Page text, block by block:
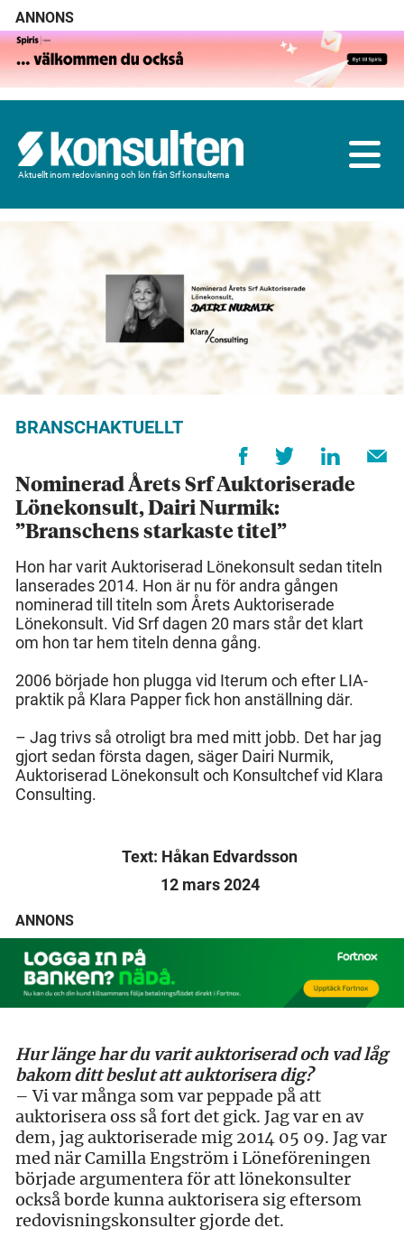
ANNONS
Aktuellt inom redovisning och lön från Srf konsulterna
BRANSCHAKTUELLT
Nominerad Årets Srf Auktoriserade
Lönekonsult, Dairi Nurmik:
”Branschens starkaste titel”
Hon har varit Auktoriserad Lönekonsult sedan titeln
lanserades 2014. Hon är nu för andra gången
nominerad till titeln som Årets Auktoriserade
Lönekonsult. Vid Srf dagen 20 mars står det klart
om hon tar hem titeln denna gång.
2006 började hon plugga vid Iterum och efter LIA-
praktik på Klara Papper fick hon anställning där.
– Jag trivs så otroligt bra med mitt jobb. Det har jag
gjort sedan första dagen, säger Dairi Nurmik,
Auktoriserad Lönekonsult och Konsultchef vid Klara
Consulting.
Text: Håkan Edvardsson
12 mars 2024
ANNONS
Hur länge har du varit auktoriserad och vad låg
bakom ditt beslut att auktorisera dig?
– Vi var många som var peppade på att
auktorisera oss så fort det gick. Jag var en av
dem, jag auktoriserade mig 2014 05 09. Jag var
med när Camilla Engström i Löneföreningen
började argumentera för att lönekonsulter
också borde kunna auktorisera sig eftersom
redovisningskonsulter gjorde det.